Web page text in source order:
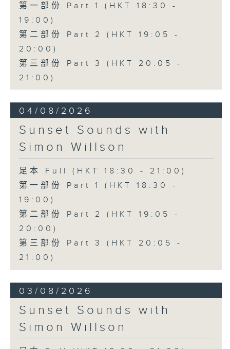
第一部份 Part 1 (HKT 18:30 -
19:00)
第二部份 Part 2 (HKT 19:05 -
20:00)
第三部份 Part 3 (HKT 20:05 -
21:00)
04/08/2026
Sunset Sounds with
Simon Willson
足本 Full (HKT 18:30 - 21:00)
第一部份 Part 1 (HKT 18:30 -
19:00)
第二部份 Part 2 (HKT 19:05 -
20:00)
第三部份 Part 3 (HKT 20:05 -
21:00)
03/08/2026
Sunset Sounds with
Simon Willson